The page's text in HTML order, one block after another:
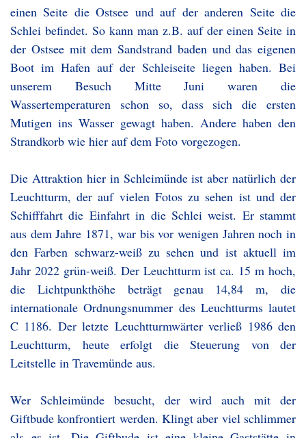
einen Seite die Ostsee und auf der anderen Seite die
Schlei befindet. So kann man z.B. auf der einen Seite in
der Ostsee mit dem Sandstrand baden und das eigenen
Boot im Hafen auf der Schleiseite liegen haben. Bei
unserem Besuch Mitte Juni waren die
Wassertemperaturen schon so, dass sich die ersten
Mutigen ins Wasser gewagt haben. Andere haben den
Strandkorb wie hier auf dem Foto vorgezogen.
Die Attraktion hier in Schleimünde ist aber natürlich der
Leuchtturm, der auf vielen Fotos zu sehen ist und der
Schifffahrt die Einfahrt in die Schlei weist. Er stammt
aus dem Jahre 1871, war bis vor wenigen Jahren noch in
den Farben schwarz-weiß zu sehen und ist aktuell im
Jahr 2022 grün-weiß. Der Leuchtturm ist ca. 15 m hoch,
die Lichtpunkthöhe beträgt genau 14,84 m, die
internationale Ordnungsnummer des Leuchtturms lautet
C 1186. Der letzte Leuchtturmwärter verließ 1986 den
Leuchtturm, heute erfolgt die Steuerung von der
Leitstelle in Travemünde aus.
Wer Schleimünde besucht, der wird auch mit der
Giftbude konfrontiert werden. Klingt aber viel schlimmer